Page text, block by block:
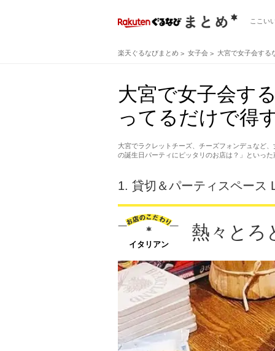
ここい
楽天ぐるなびまとめ 女子会 大宮で女子会する
大宮で女子会す
ってるだけで得
大宮でラクレットチーズ、チーズフォンデュなど
の誕生日パーティにピッタリのお店は？」といっ
1. 貸切＆パーティスペース
イタリアン
熱々とろ